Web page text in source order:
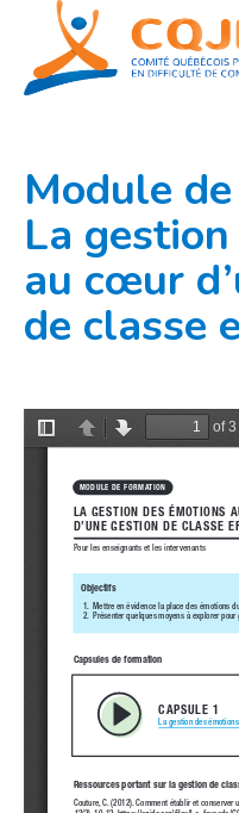
contenu
Module
La
au cœur
de classe